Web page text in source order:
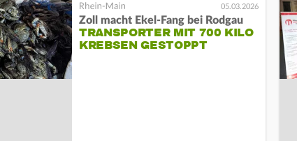
05.03.2026
Zoll macht Ekel-Fang bei Rodgau
TRANSPORTER MIT 700 KILO
KREBSEN GESTOPPT